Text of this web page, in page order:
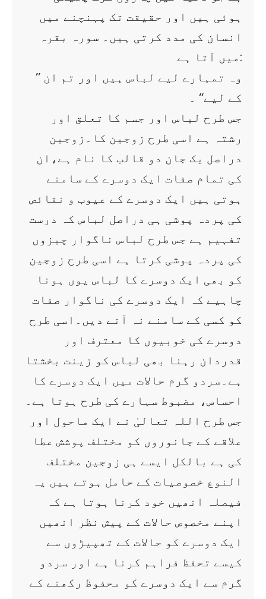
ہوئی ہیں اور حقیقت تک پہنچنے میں
انسان کی مدد کرتی ہیں۔ سورہ بقرہ
میں آتا ہے:
’’ وہ تمہارے لیے لباس ہیں اور تم ان
کے لیے‘‘ ۔
جس طرح لباس اور جسم کا تعلق اور
رشتہ ہے اسی طرح زوجین کا۔زوجین
دراصل یک جان دو قالب کا نام ہے،ان
کی تمام صفات ایک دوسرے کے سامنے
ہوتی ہیں ایک دوسرے کے عیوب و نقائص
کی پردہ پوشی ہی دراصل لباس کہ درست
تفہیم ہے جس طرح لباس ناگوار چیزوں
کی پردہ پوشی کرتا ہے اسی طرح زوجین
کو بھی ایک دوسرے کا لباس یوں ہونا
چاہیے کہ ایک دوسرے کی ناگوار صفات
کو کسی کے سامنے نہ آنے دیں۔اسی طرح
دوسرے کی خوبیوں کا معترف اور
قدردان رہنا بھی لباس کو زینت بخشتا
ہے۔سردو گرم حالات میں ایک دوسرے کا
احساس، مضبوط سہارے کی طرح ہوتا ہے۔
جس طرح اللہ تعالیٰ نے ایک ماحول اور
علاقے کے جانوروں کو مختلف پوشش عطا
کی ہے بالکل ایسے ہی زوجین مختلف
النوع خصوصیات کے حامل ہوتے ہیں یہ
فیصلہ انھیں خود کرنا ہوتا ہے کہ
اپنے مخصوص حالات کے پیش نظر انھیں
ایک دوسرے کو حالات کے تھپیڑوں سے
کیسے تحفظ فراہم کرنا ہے اور سردو
گرم سے ایک دوسرے کو محفوظ رکھنے کے